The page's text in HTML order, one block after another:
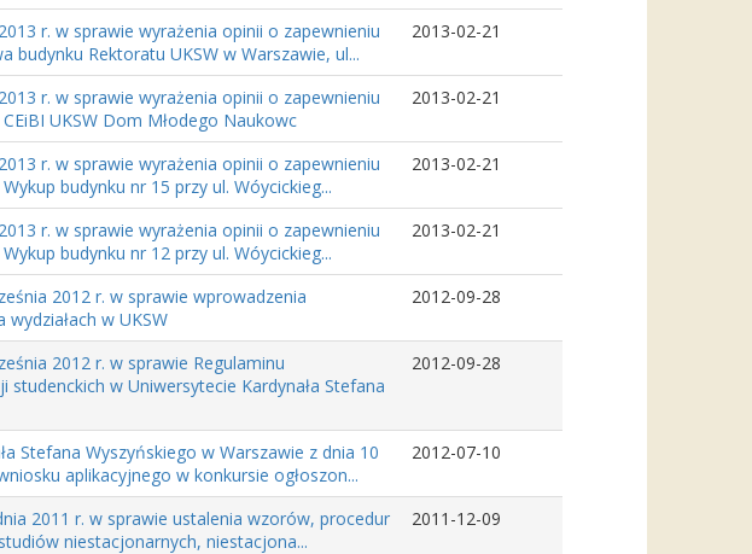
r. w sprawie wyrażenia opinii o zapewnieniu
budynku Rektoratu UKSW w Warszawie, ul...
2013-02-21
r. w sprawie wyrażenia opinii o zapewnieniu
UKSW Dom Młodego Naukowc
2013-02-21
r. w sprawie wyrażenia opinii o zapewnieniu
budynku nr 15 przy ul. Wóycickieg...
2013-02-21
r. w sprawie wyrażenia opinii o zapewnieniu
budynku nr 12 przy ul. Wóycickieg...
2013-02-21
2012 r. w sprawie wprowadzenia
w UKSW
2012-09-28
2012 r. w sprawie Regulaminu
w Uniwersytecie Kardynała Stefana
2012-09-28
Stefana Wyszyńskiego w Warszawie z dnia 10
aplikacyjnego w konkursie ogłoszon...
2012-07-10
2011 r. w sprawie ustalenia wzorów, procedur
niestacjonarnych, niestacjona...
2011-12-09